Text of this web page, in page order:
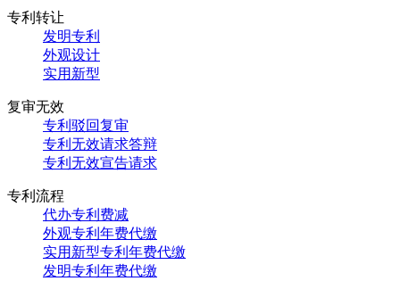
专利转让
发明专利
外观设计
实用新型
复审无效
专利驳回复审
专利无效请求答辩
专利无效宣告请求
专利流程
代办专利费减
外观专利年费代缴
实用新型专利年费代缴
发明专利年费代缴